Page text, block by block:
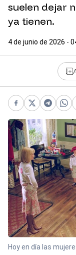
suelen dejar
ya tienen.
4 de junio de 2026 -
Facebook
X
Hoy en día las